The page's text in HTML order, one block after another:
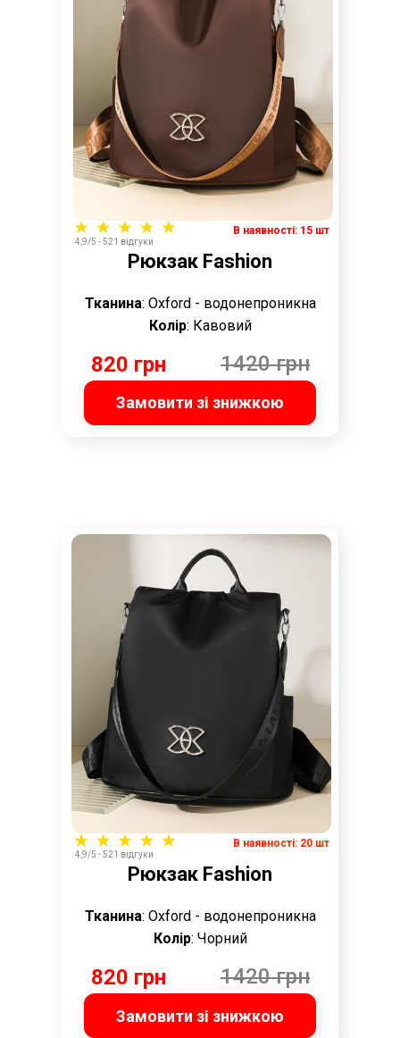
Рюкзак Fashion
В наявності: 15 шт
Тканина: Oxford - водонепроникна
Колір: Кавовий
4,9/5 - 521 відгуки
1420 грн
820 грн
Замовити зі знижкою
Рюкзак Fashion
В наявності: 20 шт
Тканина: Oxford - водонепроникна
Колір: Чорний
820 грн
Замовити зі знижкою
4,9/5 - 521 відгуки
1420 грн